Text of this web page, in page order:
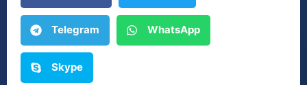
Telegram WhatsApp
Skype